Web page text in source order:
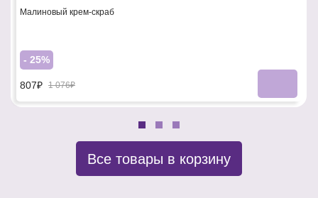
Малиновый крем-скраб
- 25%
807₽ 1 076₽
Все товары в корзину